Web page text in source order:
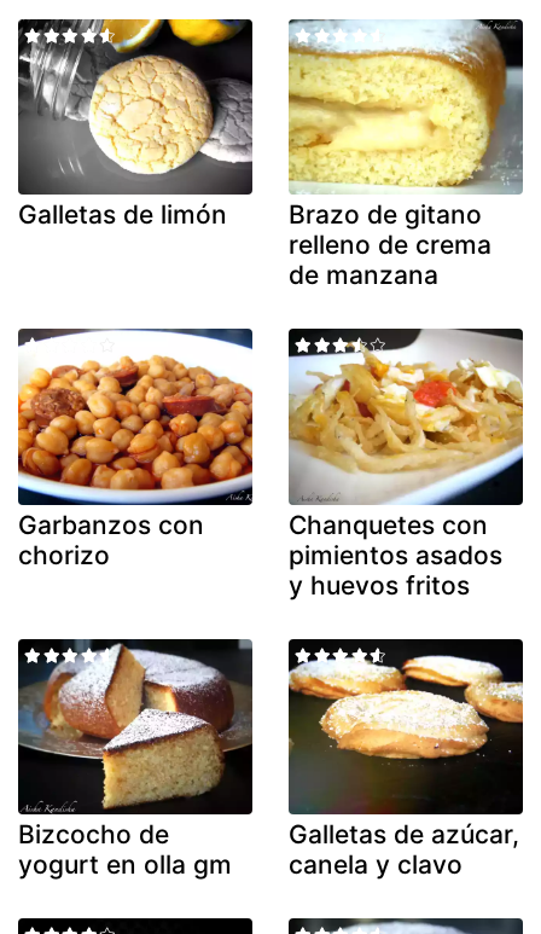
Galletas de limón
Brazo de gitano
relleno de crema
de manzana
Garbanzos con
chorizo
Chanquetes con
pimientos asados
y huevos fritos
Bizcocho de
yogurt en olla gm
Galletas de azúcar,
canela y clavo